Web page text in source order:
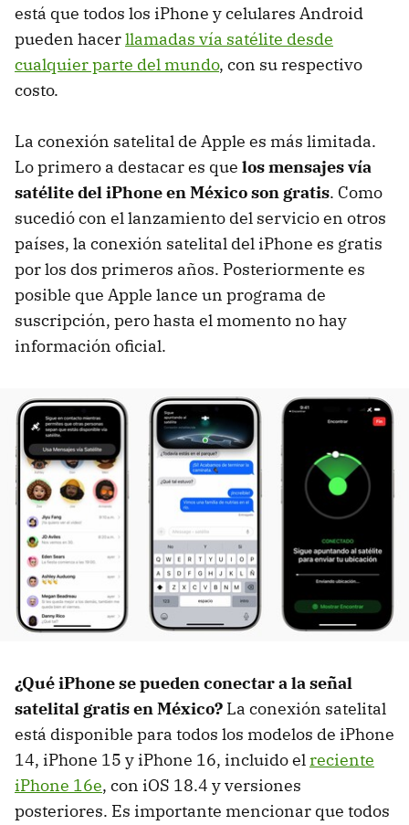
está que todos los iPhone y celulares Android
pueden hacerllamadas vía satélite desde
cualquier parte del mundo, con su respectivo
costo.
La conexión satelital de Apple es más limitada.
Lo primero a destacar es que los mensajes vía
satélite del iPhone en México son gratis. Como
sucedió con el lanzamiento del servicio en otros
países, la conexión satelital del iPhone es gratis
por los dos primeros años. Posteriormente es
posible que Apple lance un programa de
suscripción, pero hasta el momento no hay
información oficial.
¿Qué iPhone se pueden conectar a la señal
satelital gratis en México? La conexión satelital
está disponible para todos los modelos de iPhone
14, iPhone 15 y iPhone 16, incluido elreciente
iPhone 16e, con iOS 18.4 y versiones
posteriores. Es importante mencionar que todos